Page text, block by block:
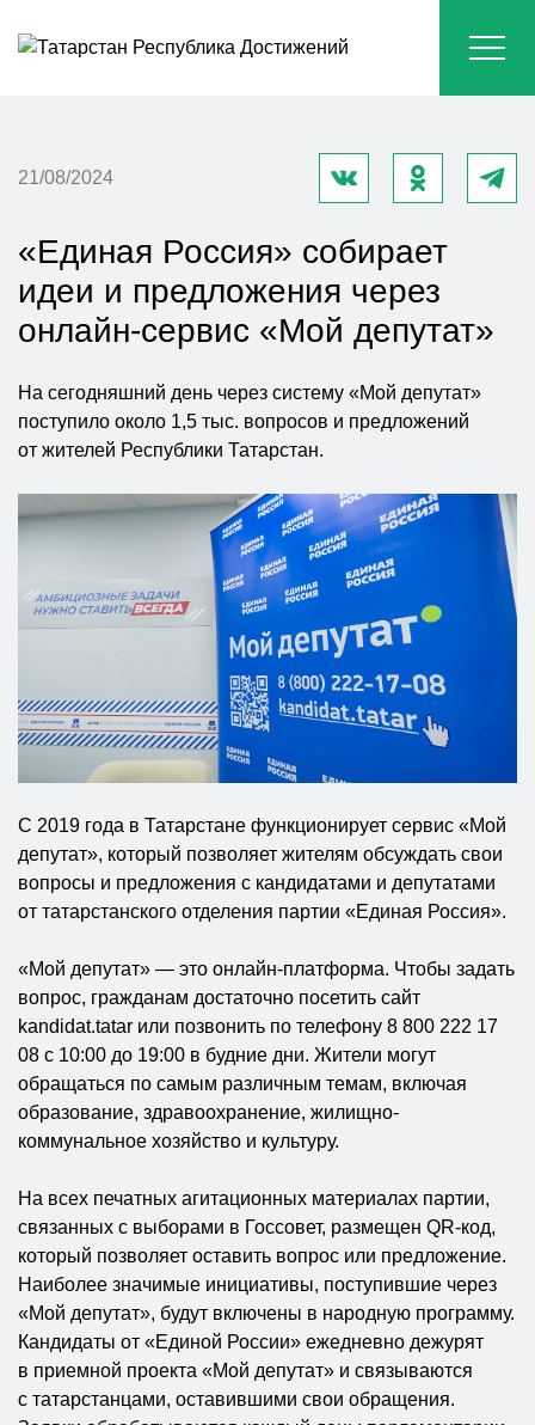
21/08/2024
«Единая Россия» собирает
идеи и предложения через
онлайн-сервис «Мой депутат»
На сегодняшний день через систему «Мой депутат»
поступило около 1,5 тыс. вопросов и предложений
от жителей Республики Татарстан.
С 2019 года в Татарстане функционирует сервис «Мой
депутат», который позволяет жителям обсуждать свои
вопросы и предложения с кандидатами и депутатами
от татарстанского отделения партии «Единая Россия».
«Мой депутат» — это онлайн-платформа. Чтобы задать
вопрос, гражданам достаточно посетить сайт
kandidat.tatar или позвонить по телефону 8 800 222 17
08 с 10:00 до 19:00 в будние дни. Жители могут
обращаться по самым различным темам, включая
образование, здравоохранение, жилищно-
коммунальное хозяйство и культуру.
На всех печатных агитационных материалах партии,
связанных с выборами в Госсовет, размещен QR-код,
который позволяет оставить вопрос или предложение.
Наиболее значимые инициативы, поступившие через
«Мой депутат», будут включены в народную программу.
Кандидаты от «Единой России» ежедневно дежурят
в приемной проекта «Мой депутат» и связываются
с татарстанцами, оставившими свои обращения.